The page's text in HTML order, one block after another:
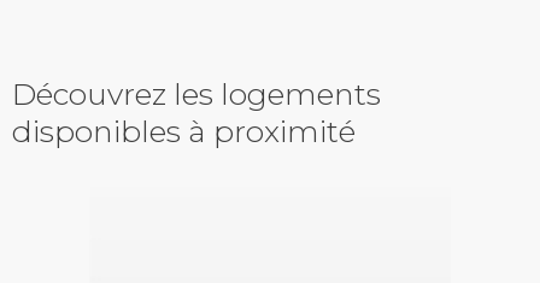
Découvrez les logements
disponibles à proximité